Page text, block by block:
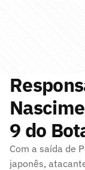
9 do
Com a saída de
japonês,